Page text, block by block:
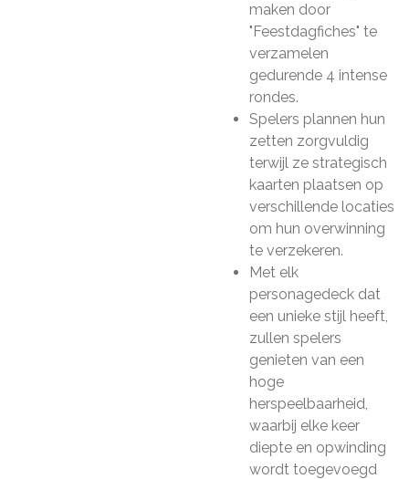
maken door
"Feestdagfiches" te
verzamelen
gedurende 4 intense
rondes.
Spelers plannen hun
zetten zorgvuldig
terwijl ze strategisch
kaarten plaatsen op
verschillende locaties
om hun overwinning
te verzekeren.
Met elk
personagedeck dat
een unieke stijl heeft,
zullen spelers
genieten van een
hoge
herspeelbaarheid,
waarbij elke keer
diepte en opwinding
wordt toegevoegd